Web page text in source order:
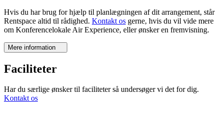
Hvis du har brug for hjælp til planlægningen af dit arrangement, står
Rentspace altid til rådighed. Kontakt os gerne, hvis du vil vide mere
om Konferencelokale Air Experience, eller ønsker en fremvisning.
Mere information
Faciliteter
Har du særlige ønsker til faciliteter så undersøger vi det for dig.
Kontakt os